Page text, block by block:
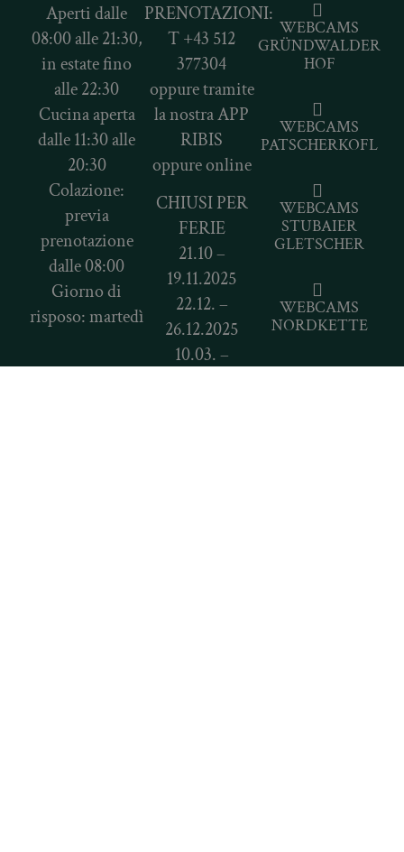
Aperti dalle
08:00 alle 21:30,
in estate fino
alle 22:30
Cucina aperta
dalle 11:30 alle
20:30
Colazione:
previa
prenotazione
dalle 08:00
Giorno di
risposo: martedì
PRENOTAZIONI:
T+43 512
377304
oppure tramite
la nostra APP
RIBIS
oppure online
CHIUSI PER
FERIE
21.10 –
19.11.2025
22.12. –
26.12.2025
10.03. –
WEBCAMS
GRÜNDWALDER
HOF
WEBCAMS
PATSCHERKOFL
WEBCAMS
STUBAIER
GLETSCHER
WEBCAMS
NORDKETTE